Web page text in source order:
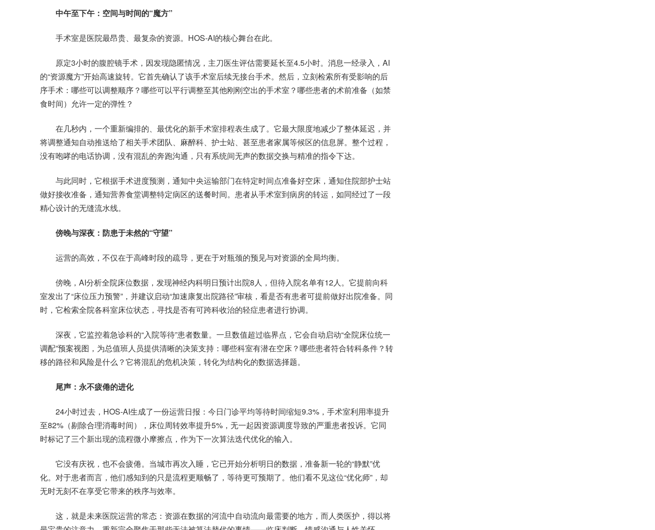
中午至下午：空间与时间的“魔方”
手术室是医院最昂贵、最复杂的资源。HOS-AI的核心舞台在此。
原定3小时的腹腔镜手术，因发现隐匿情况，主刀医生评估需要延长至4.5小时。消息一经录入，AI
的“资源魔方”开始高速旋转。它首先确认了该手术室后续无接台手术。然后，立刻检索所有受影响的后
序手术：哪些可以调整顺序？哪些可以平行调整至其他刚刚空出的手术室？哪些患者的术前准备（如禁
食时间）允许一定的弹性？
在几秒内，一个重新编排的、最优化的新手术室排程表生成了。它最大限度地减少了整体延迟，并
将调整通知自动推送给了相关手术团队、麻醉科、护士站、甚至患者家属等候区的信息屏。整个过程，
没有咆哮的电话协调，没有混乱的奔跑沟通，只有系统间无声的数据交换与精准的指令下达。
与此同时，它根据手术进度预测，通知中央运输部门在特定时间点准备好空床，通知住院部护士站
做好接收准备，通知营养食堂调整特定病区的送餐时间。患者从手术室到病房的转运，如同经过了一段
精心设计的无缝流水线。
傍晚与深夜：防患于未然的“守望”
运营的高效，不仅在于高峰时段的疏导，更在于对瓶颈的预见与对资源的全局均衡。
傍晚，AI分析全院床位数据，发现神经内科明日预计出院8人，但待入院名单有12人。它提前向科
室发出了“床位压力预警”，并建议启动“加速康复出院路径”审核，看是否有患者可提前做好出院准备。同
时，它检索全院各科室床位状态，寻找是否有可跨科收治的轻症患者进行协调。
深夜，它监控着急诊科的“入院等待”患者数量。一旦数值超过临界点，它会自动启动“全院床位统一
调配”预案视图，为总值班人员提供清晰的决策支持：哪些科室有潜在空床？哪些患者符合转科条件？转
移的路径和风险是什么？它将混乱的危机决策，转化为结构化的数据选择题。
尾声：永不疲倦的进化
24小时过去，HOS-AI生成了一份运营日报：今日门诊平均等待时间缩短9.3%，手术室利用率提升
至82%（剔除合理消毒时间），床位周转效率提升5%，无一起因资源调度导致的严重患者投诉。它同
时标记了三个新出现的流程微小摩擦点，作为下一次算法迭代优化的输入。
它没有庆祝，也不会疲倦。当城市再次入睡，它已开始分析明日的数据，准备新一轮的“静默”优
化。对于患者而言，他们感知到的只是流程更顺畅了，等待更可预期了。他们看不见这位“优化师”，却
无时无刻不在享受它带来的秩序与效率。
这，就是未来医院运营的常态：资源在数据的河流中自动流向最需要的地方，而人类医护，得以将